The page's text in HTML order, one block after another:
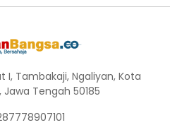
I, Tambakaji, Ngaliyan, Kota
Tengah 50185